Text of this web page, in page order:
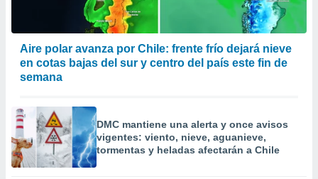
Aire polar avanza por Chile: frente frío dejará nieve
en cotas bajas del sur y centro del país este fin de
semana
DMC mantiene una alerta y once avisos
vigentes: viento, nieve, aguanieve,
tormentas y heladas afectarán a Chile